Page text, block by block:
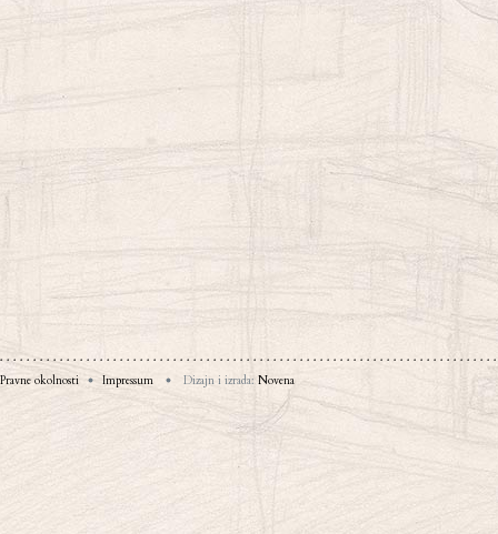
Pravne okolnosti Impressum Dizajn i izrada: Novena